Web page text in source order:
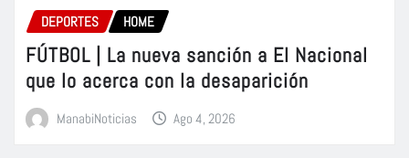
DEPORTES HOME
FÚTBOL | La nueva sanción a El Nacional
que lo acerca con la desaparición
ManabiNoticias Ago 4, 2026